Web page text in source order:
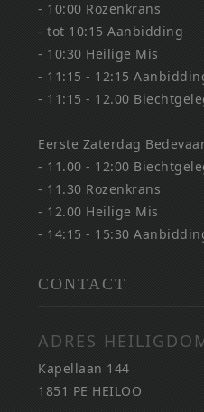
- 10:00 Rozenkrans
- tot 10:15 Aanbidding
- 10:30 Heilige Mis
- 11:15 - 12:15
- 11:15 - 12.00
Eerste Zaterdag
- 11.00 - 12:00
- 11.30 Rozenkrans
- 12.00 Heilige Mis
- 14:15 - 15:30
CONTACT
ADRES
Kapellaan 144
1851 PE HEILOO